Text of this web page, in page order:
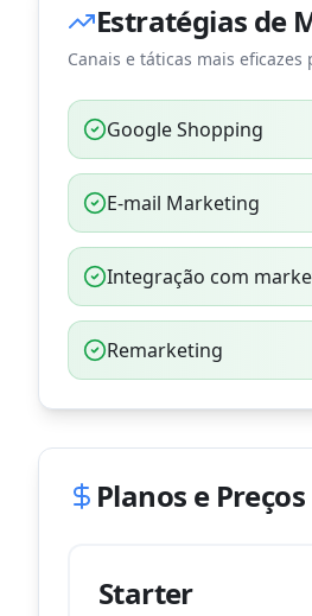
Estratégias de
Canais e táticas mais
Google Shopping
E-mail Marketing
Integração com
Remarketing
Planos e Preços
Starter